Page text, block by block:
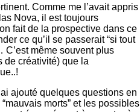
Comme me l’avait appris
Nova, il est toujours
fait de la prospective dans ce
ce qu’il se passerait “si tout
C’est même souvent plus
de créativité) que la
ajouté quelques questions en
morts” et les possibles